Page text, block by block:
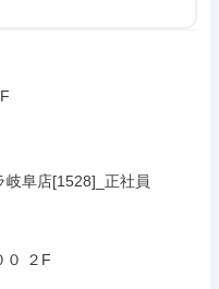
岐阜店[1528]_正社員
０ ２F